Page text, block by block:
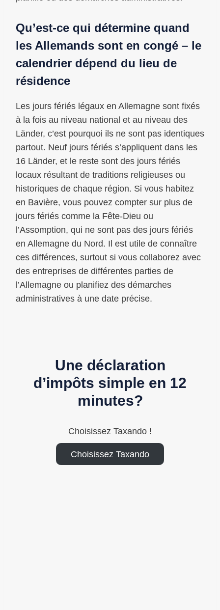
Qu’est-ce qui détermine quand
les Allemands sont en congé – le
calendrier dépend du lieu de
résidence
Les jours fériés légaux en Allemagne sont fixés
à la fois au niveau national et au niveau des
Länder, c’est pourquoi ils ne sont pas identiques
partout. Neuf jours fériés s’appliquent dans les
16 Länder, et le reste sont des jours fériés
locaux résultant de traditions religieuses ou
historiques de chaque région. Si vous habitez
en Bavière, vous pouvez compter sur plus de
jours fériés comme la Fête-Dieu ou
l’Assomption, qui ne sont pas des jours fériés
en Allemagne du Nord. Il est utile de connaître
ces différences, surtout si vous collaborez avec
des entreprises de différentes parties de
l’Allemagne ou planifiez des démarches
administratives à une date précise.
Une déclaration
d’impôts simple en 12
minutes?
Choisissez Taxando !
Choisissez Taxando